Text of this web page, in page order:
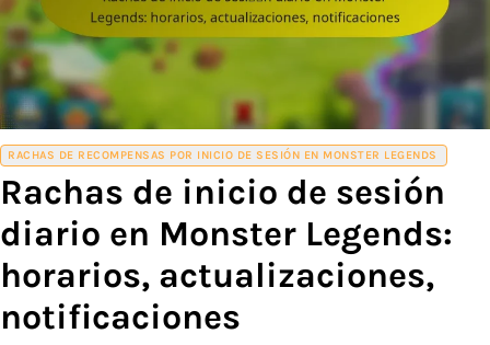
RACHAS DE RECOMPENSAS POR INICIO DE SESIÓN EN MONSTER LEGENDS
Rachas de inicio de sesión
diario en Monster Legends:
horarios, actualizaciones,
notificaciones